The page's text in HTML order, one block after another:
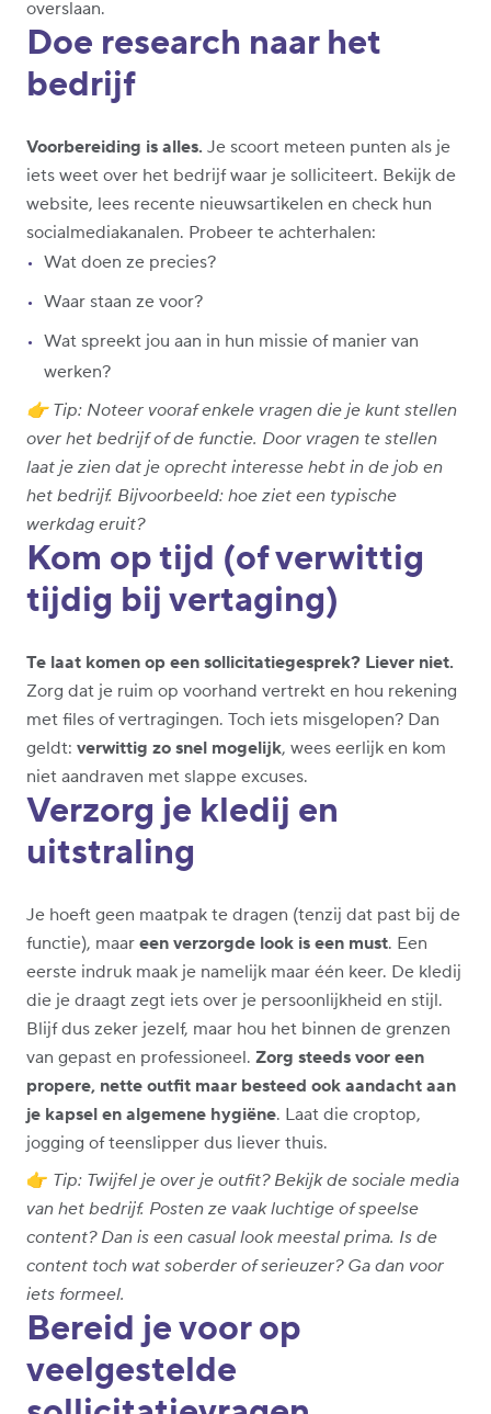
overslaan.
Doe research naar het
bedrijf
Voorbereiding is alles. Je scoort meteen punten als je
iets weet over het bedrijf waar je solliciteert. Bekijk de
website, lees recente nieuwsartikelen en check hun
socialmediakanalen. Probeer te achterhalen:
Wat doen ze precies?
Waar staan ze voor?
Wat spreekt jou aan in hun missie of manier van
werken?
👉 Tip: Noteer vooraf enkele vragen die je kunt stellen
over het bedrijf of de functie. Door vragen te stellen
laat je zien dat je oprecht interesse hebt in de job en
het bedrijf. Bijvoorbeeld: hoe ziet een typische
werkdag eruit?
Kom op tijd (of verwittig
tijdig bij vertaging)
Te laat komen op een sollicitatiegesprek? Liever niet.
Zorg dat je ruim op voorhand vertrekt en hou rekening
met files of vertragingen. Toch iets misgelopen? Dan
geldt: verwittig zo snel mogelijk, wees eerlijk en kom
niet aandraven met slappe excuses.
Verzorg je kledij en
uitstraling
Je hoeft geen maatpak te dragen (tenzij dat past bij de
functie), maar een verzorgde look is een must. Een
eerste indruk maak je namelijk maar één keer. De kledij
die je draagt zegt iets over je persoonlijkheid en stijl.
Blijf dus zeker jezelf, maar hou het binnen de grenzen
van gepast en professioneel. Zorg steeds voor een
propere, nette outfit maar besteed ook aandacht aan
je kapsel en algemene hygiëne. Laat die croptop,
jogging of teenslipper dus liever thuis.
👉 Tip: Twijfel je over je outfit? Bekijk de sociale media
van het bedrijf. Posten ze vaak luchtige of speelse
content? Dan is een casual look meestal prima. Is de
content toch wat soberder of serieuzer? Ga dan voor
iets formeel.
Bereid je voor op
veelgestelde